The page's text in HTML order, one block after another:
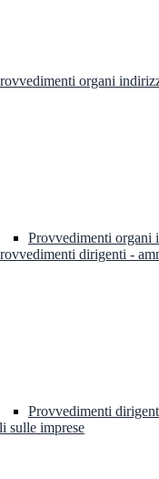
organi
Provvedimenti organi
dirigenti -
Provvedimenti
sulle imprese